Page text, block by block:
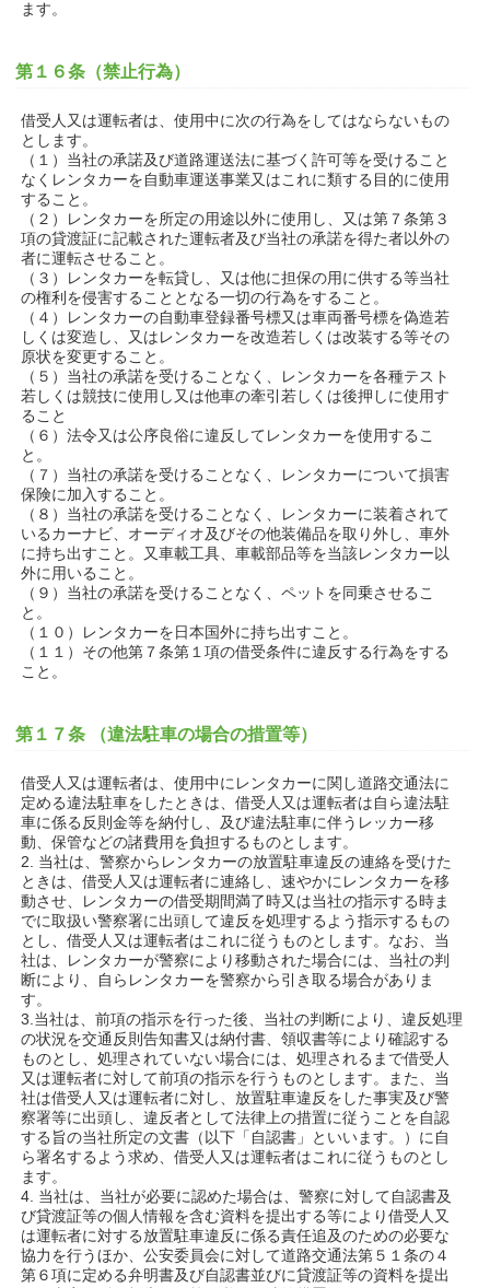
ます。
第１６条（禁止行為）
借受人又は運転者は、使用中に次の行為をしてはならないもの
とします。
（１）当社の承諾及び道路運送法に基づく許可等を受けること
なくレンタカーを自動車運送事業又はこれに類する目的に使用
すること。
（２）レンタカーを所定の用途以外に使用し、又は第７条第３
項の貸渡証に記載された運転者及び当社の承諾を得た者以外の
者に運転させること。
（３）レンタカーを転貸し、又は他に担保の用に供する等当社
の権利を侵害することとなる一切の行為をすること。
（４）レンタカーの自動車登録番号標又は車両番号標を偽造若
しくは変造し、又はレンタカーを改造若しくは改装する等その
原状を変更すること。
（５）当社の承諾を受けることなく、レンタカーを各種テスト
若しくは競技に使用し又は他車の牽引若しくは後押しに使用す
ること
（６）法令又は公序良俗に違反してレンタカーを使用するこ
と。
（７）当社の承諾を受けることなく、レンタカーについて損害
保険に加入すること。
（８）当社の承諾を受けることなく、レンタカーに装着されて
いるカーナビ、オーディオ及びその他装備品を取り外し、車外
に持ち出すこと。又車載工具、車載部品等を当該レンタカー以
外に用いること。
（９）当社の承諾を受けることなく、ペットを同乗させるこ
と。
（１０）レンタカーを日本国外に持ち出すこと。
（１１）その他第７条第１項の借受条件に違反する行為をする
こと。
第１７条 （違法駐車の場合の措置等）
借受人又は運転者は、使用中にレンタカーに関し道路交通法に
定める違法駐車をしたときは、借受人又は運転者は自ら違法駐
車に係る反則金等を納付し、及び違法駐車に伴うレッカー移
動、保管などの諸費用を負担するものとします。
2. 当社は、警察からレンタカーの放置駐車違反の連絡を受けた
ときは、借受人又は運転者に連絡し、速やかにレンタカーを移
動させ、レンタカーの借受期間満了時又は当社の指示する時ま
でに取扱い警察署に出頭して違反を処理するよう指示するもの
とし、借受人又は運転者はこれに従うものとします。なお、当
社は、レンタカーが警察により移動された場合には、当社の判
断により、自らレンタカーを警察から引き取る場合がありま
す。
3.当社は、前項の指示を行った後、当社の判断により、違反処理
の状況を交通反則告知書又は納付書、領収書等により確認する
ものとし、処理されていない場合には、処理されるまで借受人
又は運転者に対して前項の指示を行うものとします。また、当
社は借受人又は運転者に対し、放置駐車違反をした事実及び警
察署等に出頭し、違反者として法律上の措置に従うことを自認
する旨の当社所定の文書（以下「自認書」といいます。）に自
ら署名するよう求め、借受人又は運転者はこれに従うものとし
ます。
4. 当社は、当社が必要に認めた場合は、警察に対して自認書及
び貸渡証等の個人情報を含む資料を提出する等により借受人又
は運転者に対する放置駐車違反に係る責任追及のための必要な
協力を行うほか、公安委員会に対して道路交通法第５１条の４
第６項に定める弁明書及び自認書並びに貸渡証等の資料を提出